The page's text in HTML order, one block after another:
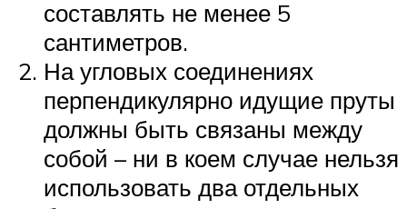
составлять не менее 5
сантиметров.
На угловых соединениях
перпендикулярно идущие пруты
должны быть связаны между
собой – ни в коем случае нельзя
использовать два отдельных